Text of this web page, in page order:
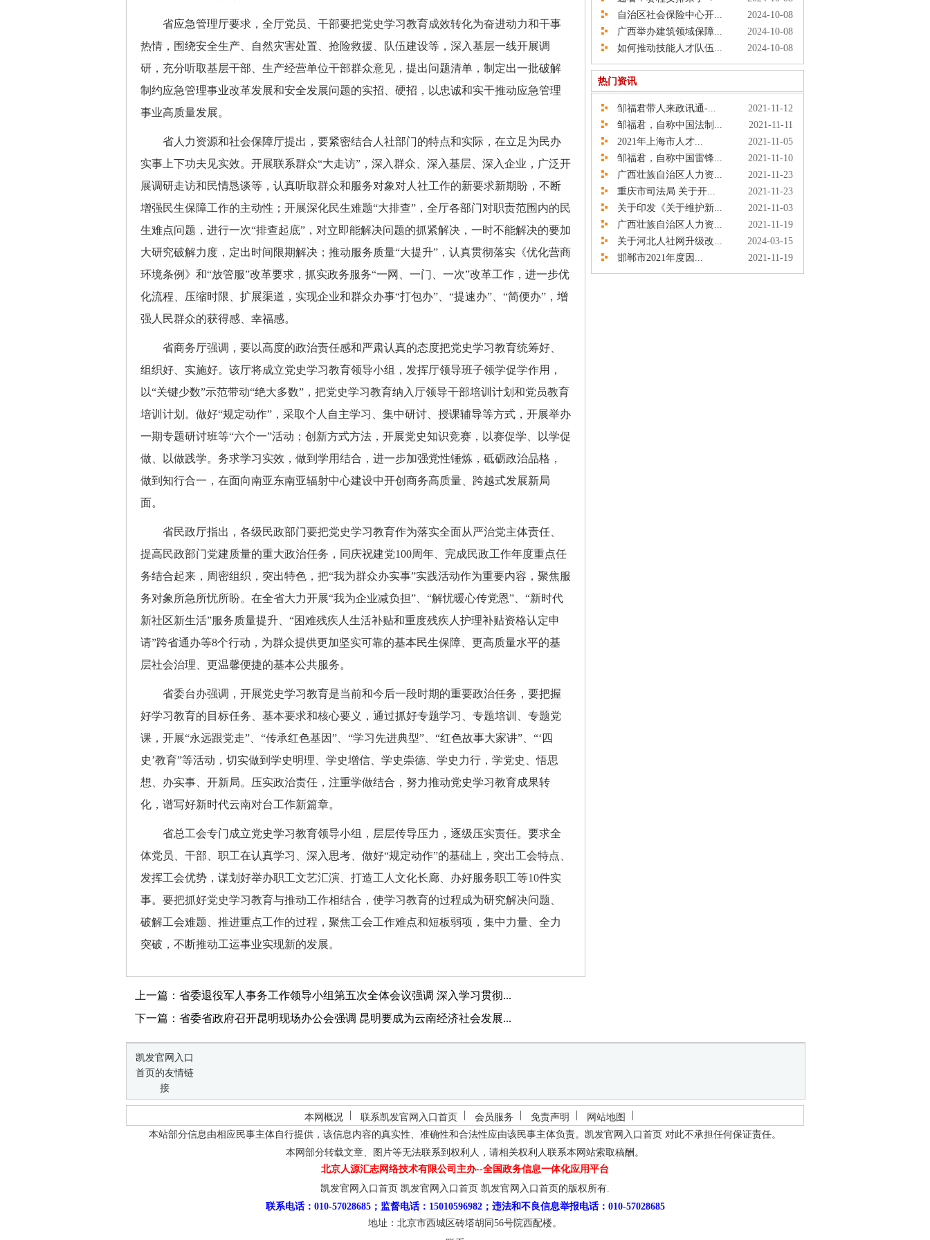
省应急管理厅要求，全厅党员、干部要把党史学习教育成效转化为奋进动力和干事
热情，围绕安全生产、自然灾害处置、抢险救援、队伍建设等，深入基层一线开展调
研，充分听取基层干部、生产经营单位干部群众意见，提出问题清单，制定出一批破解
制约应急管理事业改革发展和安全发展问题的实招、硬招，以忠诚和实干推动应急管理
事业高质量发展。
省人力资源和社会保障厅提出，要紧密结合人社部门的特点和实际，在立足为民办
实事上下功夫见实效。开展联系群众“大走访”，深入群众、深入基层、深入企业，广泛开
展调研走访和民情恳谈等，认真听取群众和服务对象对人社工作的新要求新期盼，不断
增强民生保障工作的主动性；开展深化民生难题“大排查”，全厅各部门对职责范围内的民
生难点问题，进行一次“排查起底”，对立即能解决问题的抓紧解决，一时不能解决的要加
大研究破解力度，定出时间限期解决；推动服务质量“大提升”，认真贯彻落实《优化营商
环境条例》和“放管服”改革要求，抓实政务服务“一网、一门、一次”改革工作，进一步优
化流程、压缩时限、扩展渠道，实现企业和群众办事“打包办”、“提速办”、“简便办”，增
强人民群众的获得感、幸福感。
省商务厅强调，要以高度的政治责任感和严肃认真的态度把党史学习教育统筹好、
组织好、实施好。该厅将成立党史学习教育领导小组，发挥厅领导班子领学促学作用，
以“关键少数”示范带动“绝大多数”，把党史学习教育纳入厅领导干部培训计划和党员教育
培训计划。做好“规定动作”，采取个人自主学习、集中研讨、授课辅导等方式，开展举办
一期专题研讨班等“六个一”活动；创新方式方法，开展党史知识竞赛，以赛促学、以学促
做、以做践学。务求学习实效，做到学用结合，进一步加强党性锤炼，砥砺政治品格，
做到知行合一，在面向南亚东南亚辐射中心建设中开创商务高质量、跨越式发展新局
面。
省民政厅指出，各级民政部门要把党史学习教育作为落实全面从严治党主体责任、
提高民政部门党建质量的重大政治任务，同庆祝建党100周年、完成民政工作年度重点任
务结合起来，周密组织，突出特色，把“我为群众办实事”实践活动作为重要内容，聚焦服
务对象所急所忧所盼。在全省大力开展“我为企业减负担”、“解忧暖心传党恩”、“新时代
新社区新生活”服务质量提升、“困难残疾人生活补贴和重度残疾人护理补贴资格认定申
请”跨省通办等8个行动，为群众提供更加坚实可靠的基本民生保障、更高质量水平的基
层社会治理、更温馨便捷的基本公共服务。
省委台办强调，开展党史学习教育是当前和今后一段时期的重要政治任务，要把握
好学习教育的目标任务、基本要求和核心要义，通过抓好专题学习、专题培训、专题党
课，开展“永远跟党走”、“传承红色基因”、“学习先进典型”、“红色故事大家讲”、“‘四
史’教育”等活动，切实做到学史明理、学史增信、学史崇德、学史力行，学党史、悟思
想、办实事、开新局。压实政治责任，注重学做结合，努力推动党史学习教育成果转
化，谱写好新时代云南对台工作新篇章。
省总工会专门成立党史学习教育领导小组，层层传导压力，逐级压实责任。要求全
体党员、干部、职工在认真学习、深入思考、做好“规定动作”的基础上，突出工会特点、
发挥工会优势，谋划好举办职工文艺汇演、打造工人文化长廊、办好服务职工等10件实
事。要把抓好党史学习教育与推动工作相结合，使学习教育的过程成为研究解决问题、
破解工会难题、推进重点工作的过程，聚焦工会工作难点和短板弱项，集中力量、全力
突破，不断推动工运事业实现新的发展。
上一篇：省委退役军人事务工作领导小组第五次全体会议强调 深入学习贯彻...
下一篇：省委省政府召开昆明现场办公会强调 昆明要成为云南经济社会发展...
自治区社会保险中心开...
2024-10-08
广西举办建筑领域保障...
2024-10-08
如何推动技能人才队伍...
2024-10-08
热门资讯
邹福君带人来政讯通-...
2021-11-12
邹福君，自称中国法制...
2021-11-11
2021年上海市人才...
2021-11-05
邹福君，自称中国雷锋...
2021-11-10
广西壮族自治区人力资...
2021-11-23
重庆市司法局 关于开...
2021-11-23
关于印发《关于维护新...
2021-11-03
广西壮族自治区人力资...
2021-11-19
关于河北人社网升级改...
2024-03-15
邯郸市2021年度因...
2021-11-19
凯发官网入口
首页的友情链
接
本网概况 联系凯发官网入口首页 会员服务 免责声明
网站地图
本站部分信息由相应民事主体自行提供，该信息内容的真实性、准确性和合法性应由该民事主体负责。 凯发官网入口首页 对此不承担任何保证责任。
本网部分转载文章、图片等无法联系到权利人，请相关权利人联系本网站索取稿酬。
北京人源汇志网络技术有限公司主办--全国政务信息一体化应用平台
凯发官网入口首页 凯发官网入口首页 凯发官网入口首页的版权所有.
联系电话：010-57028685；监督电话：15010596982；违法和不良信息举报电话：010-57028685
地址：北京市西城区砖塔胡同56号院西配楼。